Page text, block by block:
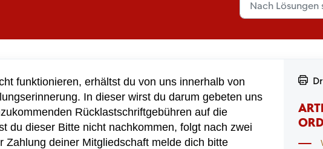
funktionieren, erhältst du von uns innerhalb von
. In dieser wirst du darum gebeten uns
Rücklastschriftgebühren auf die
du dieser Bitte nicht nachkommen, folgt nach zwei
Zahlung deiner Mitgliedschaft melde dich bitte